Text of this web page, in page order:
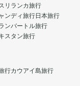
リランカ旅行
ンディ旅行日本旅行
ンバートル旅行
スタン旅行
行カウアイ島旅行